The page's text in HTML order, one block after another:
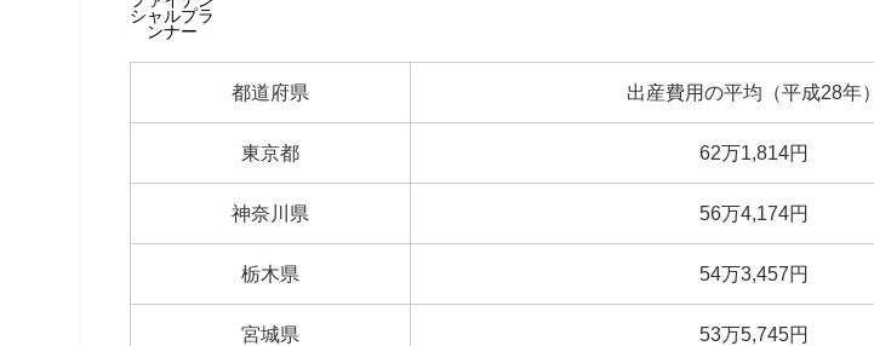
シャルプラ
ンナー
都道府県 出産費用の平均（平成28年）
東京都 62万1,814円
神奈川県 56万4,174円
栃木県 54万3,457円
宮城県 53万5,745円